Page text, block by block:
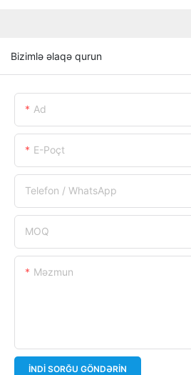
Bizimlə əlaqə qurun
Ad
E-Poçt
Telefon / WhatsApp
MOQ
Məzmun
İNDI SORĞU GÖNDƏRIN